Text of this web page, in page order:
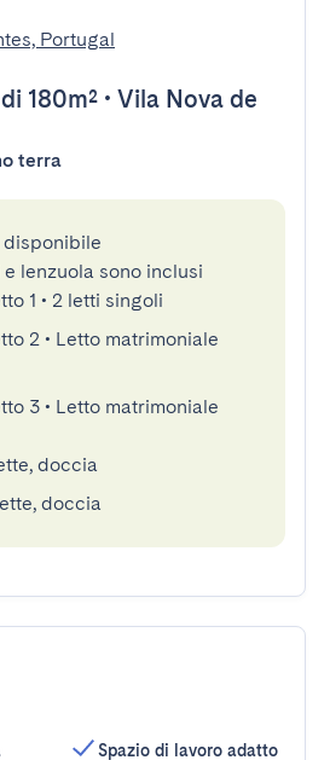
Portugal
di 180m² • Vila Nova de
terra
disponibile
lenzuola sono inclusi
1 • 2 letti singoli
2 • Letto matrimoniale
3 • Letto matrimoniale
doccia
doccia
Spazio di lavoro adatto